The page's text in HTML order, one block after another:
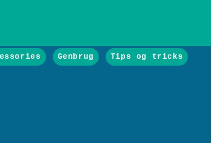
Genbrug Tips og tricks